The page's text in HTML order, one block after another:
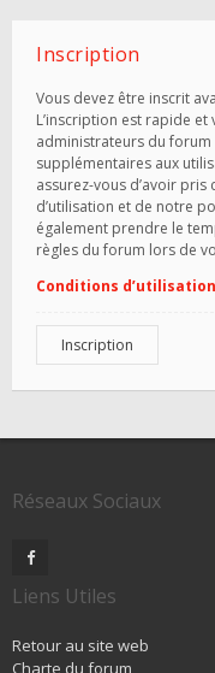
Inscription
Vous devez être inscrit
L’inscription est rapide
administrateurs du
supplémentaires aux
assurez-vous d’avoir
d’utilisation et de notre
également prendre le
règles du forum lors de
Conditions d’utilisation
Inscription
Réseaux Sociaux
Liens Utiles
Retour au site web
Charte du forum